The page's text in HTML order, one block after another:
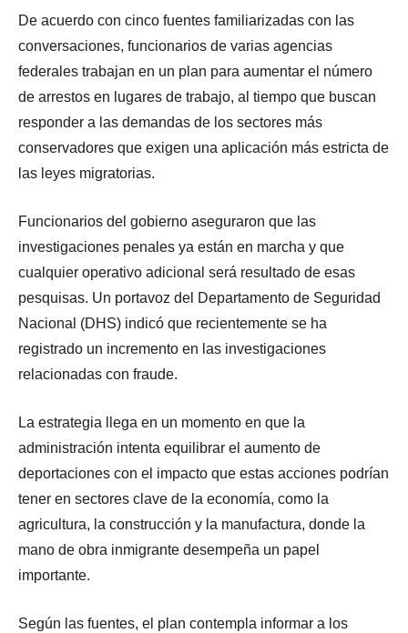
De acuerdo con cinco fuentes familiarizadas con las
conversaciones, funcionarios de varias agencias
federales trabajan en un plan para aumentar el número
de arrestos en lugares de trabajo, al tiempo que buscan
responder a las demandas de los sectores más
conservadores que exigen una aplicación más estricta de
las leyes migratorias.
Funcionarios del gobierno aseguraron que las
investigaciones penales ya están en marcha y que
cualquier operativo adicional será resultado de esas
pesquisas. Un portavoz del Departamento de Seguridad
Nacional (DHS) indicó que recientemente se ha
registrado un incremento en las investigaciones
relacionadas con fraude.
La estrategia llega en un momento en que la
administración intenta equilibrar el aumento de
deportaciones con el impacto que estas acciones podrían
tener en sectores clave de la economía, como la
agricultura, la construcción y la manufactura, donde la
mano de obra inmigrante desempeña un papel
importante.
Según las fuentes, el plan contempla informar a los